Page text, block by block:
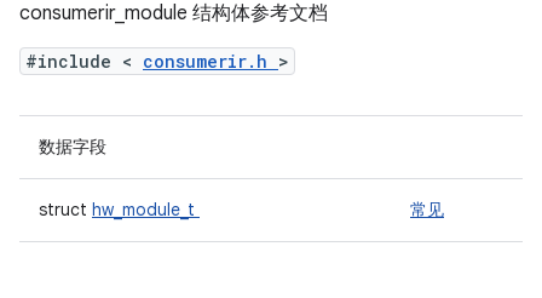
consumerir_module 结构体参考文档
#include < consumerir.h >
数据字段
struct hw_module_t 常见